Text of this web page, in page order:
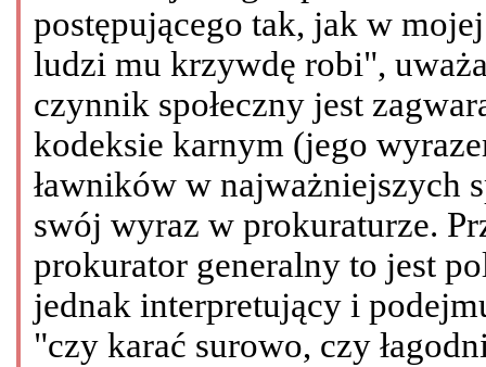
postępującego tak, jak w
ludzi mu krzywdę robi",
czynnik społeczny jest
kodeksie karnym (jego
ławników w najważniejszych
swój wyraz w prokuraturze.
prokurator generalny to jest
jednak interpretujący i
"czy karać surowo, czy